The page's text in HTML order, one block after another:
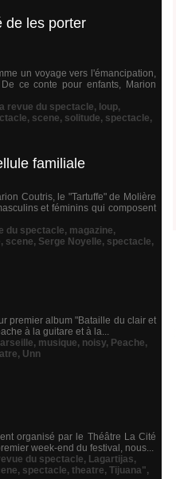
de les porter
un voyage vers l'émancipation,
ce conte pour enfants, Marion
la revue du spectacle, loup,
, scene, solitude, spectacle,
familiale
Coutris, le "Tartuffe" de Molière
et féminins qui composent
du spectacle, magazine,
, scene, Serge Noyelle, spectacle,
premier album "Bataille du clair et
à la guitare et à la...
, musique, noisy, Peache,
, Unn
organisé par le Théâtre La Cité
week-end du festival, nous...
du spectacle, Lagartijas,
, spectacle, theatre, Tijuana",